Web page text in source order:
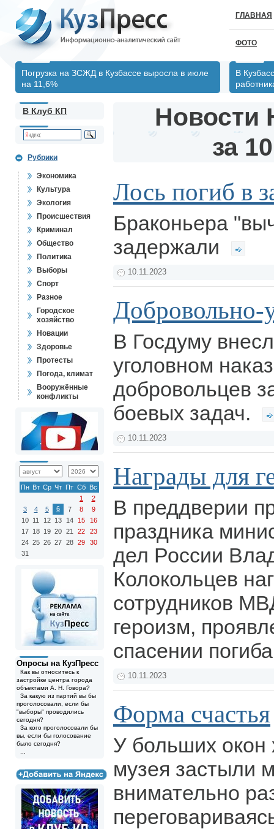
ГЛАВНАЯ
ФОТО
Погрузка на ЗСЖД в Кузбассе выросла в июле
на 11,6%
В
В Клуб КП
Рубрики
Экономика
Культура
Экология
Происшествия
Криминал
Общество
Политика
Выборы
Спорт
Разное
Городское
хозяйство
Новации
Здоровье
Протесты
Погода, климат
Вооружённые
конфликты
Пн Вт Ср Чт Пт Сб Вс
1
2
3
4 5 6 7 8
9
10 11 12 13 14 15
16
17 18 19 20 21 22
23
24 25 26 27 28 29
30
31
Опросы на КузПресс
Как вы относитесь к
застройке центра города
объектами А. Н. Говора?
За какую из партий вы бы
проголосовали, если бы
"выборы" проводились
сегодня?
За кого проголосовали бы
вы, если бы голосование
было сегодня?
Новости
за
Лось погиб в
Браконьера
задержали
10.11.2023
Добровольно-
В Госдуму
уголовном
добровольцев
боевых задач.
10.11.2023
Награды для
В преддверии
праздника
дел России
Колокольцев
сотрудников
героизм,
спасении
10.11.2023
Форма счастья
У больших окон
музея застыли
внимательно